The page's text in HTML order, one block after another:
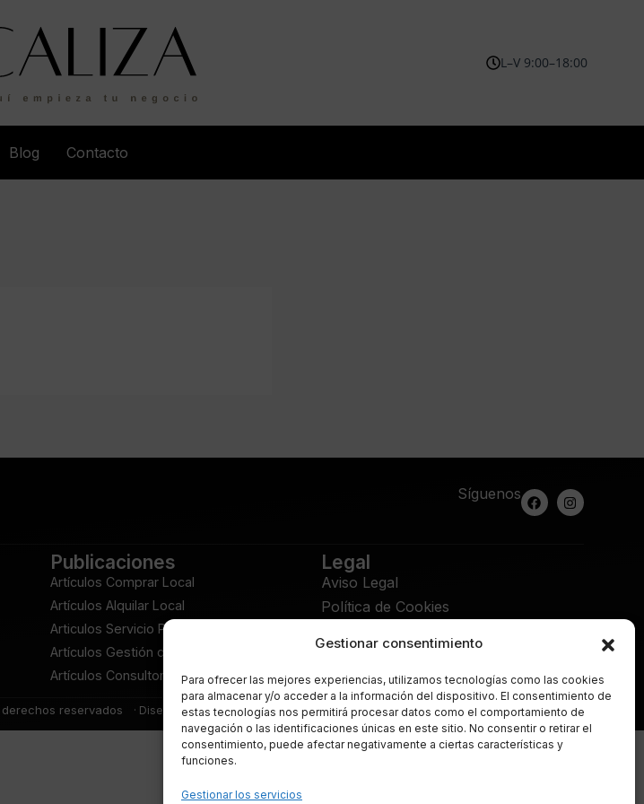
L–V 9:00–18:00
Blog Contacto
Síguenos
Publicaciones
Artículos Comprar Local
Artículos Alquilar Local
Articulos Servicio Preferente
Artículos Gestión de Trámites
Artículos Consultoría técnica
Legal
Aviso Legal
Política de Cookies
derechos reservados · Diseñado porDiseño Web Martos Aranda
Gestionar consentimiento
Para ofrecer las mejores experiencias, utilizamos tecnologías como las cookies
para almacenar y/o acceder a la información del dispositivo. El consentimiento de
estas tecnologías nos permitirá procesar datos como el comportamiento de
navegación o las identificaciones únicas en este sitio. No consentir o retirar el
consentimiento, puede afectar negativamente a ciertas características y
funciones.
Gestionar los servicios